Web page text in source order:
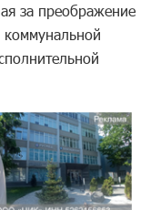
за преображение
коммунальной